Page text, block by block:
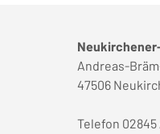
Andreas-
47506
Telefon 02845